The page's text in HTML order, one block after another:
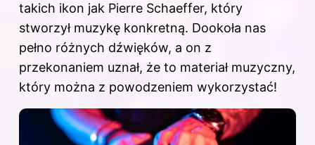
takich ikon jak Pierre Schaeffer, który
stworzył muzykę konkretną. Dookoła nas
pełno różnych dźwięków, a on z
przekonaniem uznał, że to materiał muzyczny,
który można z powodzeniem wykorzystać!